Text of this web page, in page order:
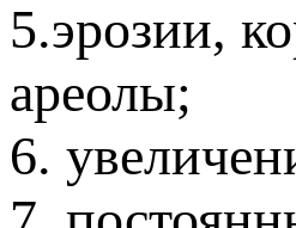
5.эрозии,
ареолы;
6.